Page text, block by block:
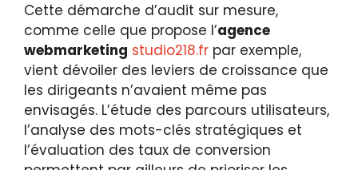
Cette démarche d’audit sur mesure,
comme celle que propose l’agence
webmarketing studio218.fr par exemple,
vient dévoiler des leviers de croissance que
les dirigeants n’avaient même pas
envisagés. L’étude des parcours utilisateurs,
l’analyse des mots-clés stratégiques et
l’évaluation des taux de conversion